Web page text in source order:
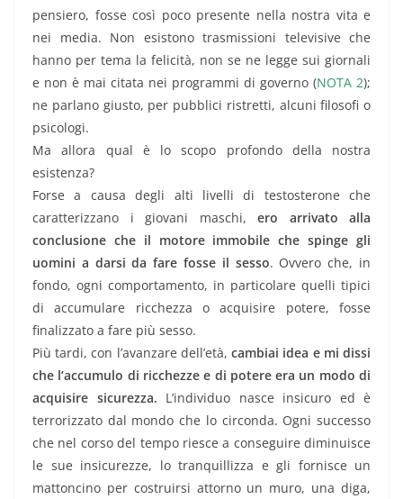
pensiero, fosse così poco presente nella nostra vita e
nei media. Non esistono trasmissioni televisive che
hanno per tema la felicità, non se ne legge sui giornali
e non è mai citata nei programmi di governo (NOTA 2);
ne parlano giusto, per pubblici ristretti, alcuni filosofi o
psicologi.
Ma allora qual è lo scopo profondo della nostra
esistenza?
Forse a causa degli alti livelli di testosterone che
caratterizzano i giovani maschi, ero arrivato alla
conclusione che il motore immobile che spinge gli
uomini a darsi da fare fosse il sesso. Ovvero che, in
fondo, ogni comportamento, in particolare quelli tipici
di accumulare ricchezza o acquisire potere, fosse
finalizzato a fare più sesso.
Più tardi, con l’avanzare dell’età,cambiai idea e mi dissi
che l’accumulo di ricchezze e di potere era un modo di
acquisire sicurezza. L’individuo nasce insicuro ed è
terrorizzato dal mondo che lo circonda. Ogni successo
che nel corso del tempo riesce a conseguire diminuisce
le sue insicurezze, lo tranquillizza e gli fornisce un
mattoncino per costruirsi attorno un muro, una diga,